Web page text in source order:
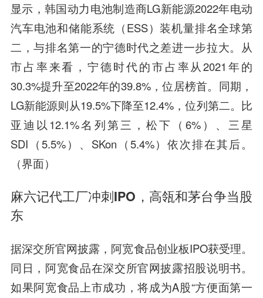
显示，韩国动力电池制造商LG新能源2022年电动
汽车电池和储能系统（ESS）装机量排名全球第
二，与排名第一的宁德时代之差进一步拉大。从
市占率来看，宁德时代的市占率从2021年的
30.3%提升至2022年的39.8%，位居榜首。同期，
LG新能源则从19.5%下降至12.4%，位列第二。比
亚迪以12.1%名列第三，松下（6%）、三星
SDI（5.5%）、SKon（5.4%）依次排在其后。
（界面）
麻六记代工厂冲刺IPO，高瓴和茅台争当股
东
据深交所官网披露，阿宽食品创业板IPO获受理。
同日，阿宽食品在深交所官网披露招股说明书。
如果阿宽食品上市成功，将成为A股“方便面第一